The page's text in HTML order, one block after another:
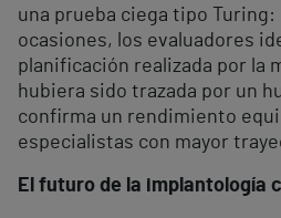
una prueba ciega tipo Turing:
ocasiones, los evaluadores
planificación realizada por la
hubiera sido trazada por un
confirma un rendimiento
especialistas con mayor
El futuro de la implantología